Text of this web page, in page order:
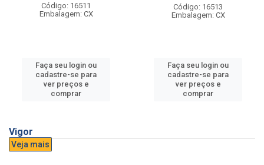
Código: 16511
Embalagem: CX
Faça seu login ou
cadastre-se para
ver preços e
comprar
Código: 16513
Embalagem: CX
Faça seu login ou
cadastre-se para
ver preços e
comprar
Vigor
Veja mais